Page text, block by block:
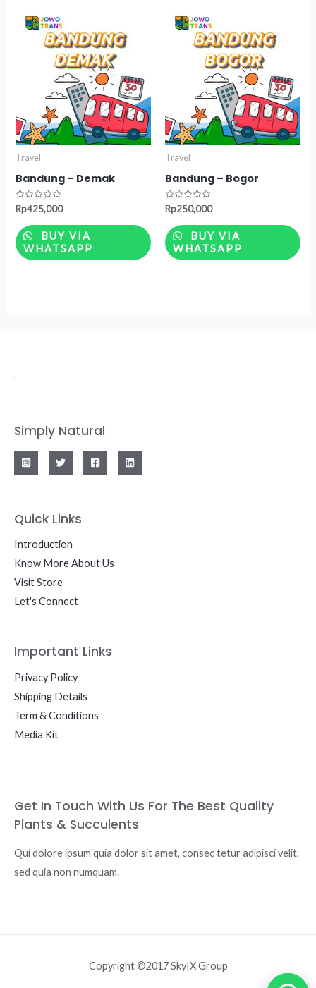
Travel
Bandung – Demak
Rated
0
out
of
5
Rp425,000
BUY VIA
WHATSAPP
Travel
Bandung – Bogor
Rated
0
out
of
5
Rp250,000
BUY VIA
WHATSAPP
Simply Natural
Quick Links
Introduction
Know More About Us
Visit Store
Let's Connect
Important Links
Privacy Policy
Shipping Details
Term & Conditions
Media Kit
Get In Touch With Us For The Best Quality
Plants & Succulents
Qui dolore ipsum quia dolor sit amet, consec tetur adipisci velit,
sed quia non numquam.
Copyright ©2017 SkyIX Group